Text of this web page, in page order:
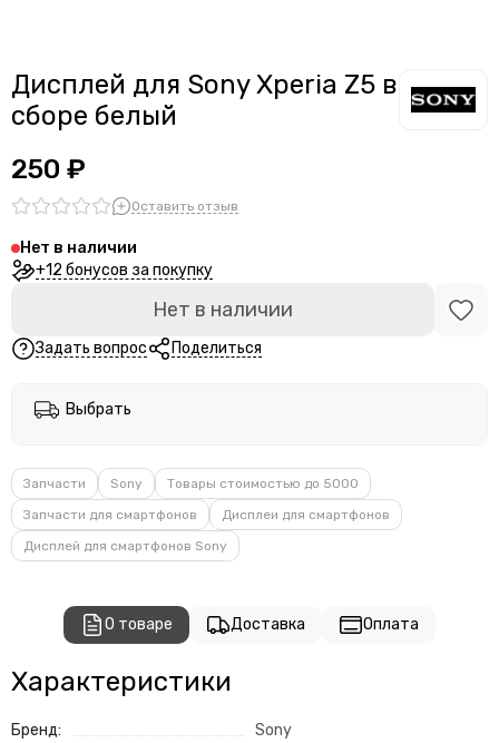
Дисплей для Sony Xperia Z5 в
сборе белый
250 ₽
Оставить отзыв
Нет в наличии
+12 бонусов за покупку
Нет в наличии
Задать вопрос Поделиться
Выбрать
Запчасти Sony
Товары стоимостью до 5000
Запчасти для смартфонов
Дисплеи для смартфонов
Дисплей для смартфонов Sony
О товаре Доставка Оплата
Характеристики
Бренд: Sony